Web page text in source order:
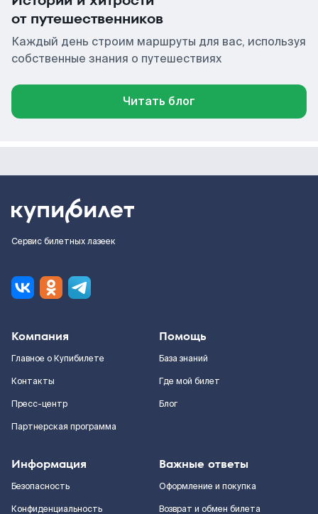
от путешественников
Каждый день строим маршруты для вас, используя
собственные знания о путешествиях
Читать блог
Сервис билетных лазеек
Компания
Главное о Купибилете
Контакты
Пресс-центр
Партнерская программа
Помощь
База знаний
Где мой билет
Блог
Информация
Безопасность
Конфиденциальность
Важные ответы
Оформление и покупка
Возврат и обмен билета